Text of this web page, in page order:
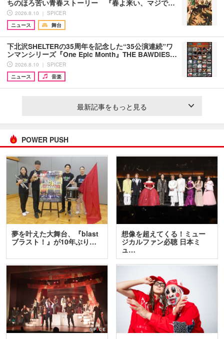
ちのほろ苦い青春ストーリー 『春よ来い、マジで…
2026.8.10 ｜ SPICER
ニュース
舞台
下北沢SHELTERの35周年を記念した“35公演連続”ワ
ンマンシリーズ『One Epic Month』THE BAWDIES…
2026.8.10 ｜ SPICER
ニュース
音楽
最新記事をもっと見る
POWER PUSH
夢を叶えた大舞台、『blast
ブラスト！』が10年ぶり…
想像を超えてくる！ミュー
ジカルファン必聴 日本ミ
ュ…